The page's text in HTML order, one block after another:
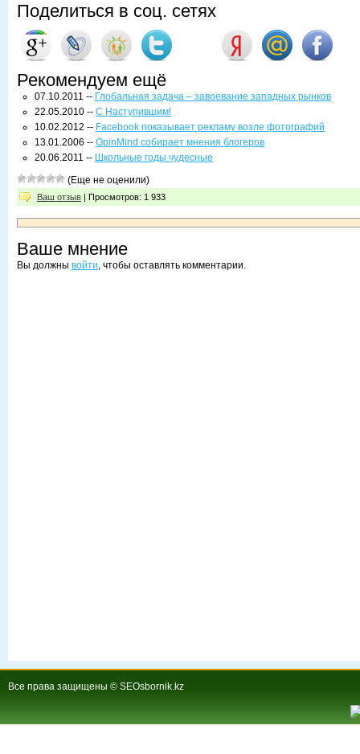
Поделиться в соц. сетях
Рекомендуем ещё
07.10.2011 -- Глобальная задача – завоевание западных рынков
22.05.2010 -- С Наступившим!
10.02.2012 -- Facebook показывает рекламу возле фотографий
13.01.2006 -- OpinMind собирает мнения блогеров
20.06.2011 -- Школьные годы чудесные
(Еще не оценили)
Ваш отзыв | Просмотров: 1 933
Ваше мнение
Вы должны войти, чтобы оставлять комментарии.
Все права защищены © SEOsbornik.kz